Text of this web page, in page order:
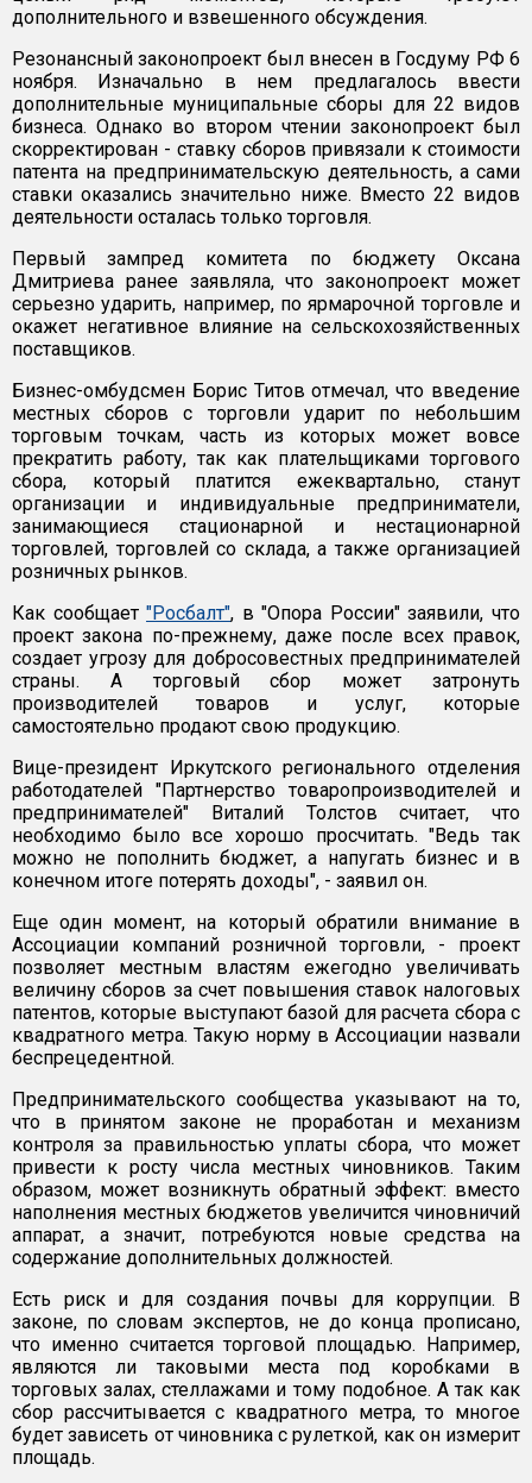
дополнительного и взвешенного обсуждения.
Резонансный законопроект был внесен в Госдуму РФ 6
ноября. Изначально в нем предлагалось ввести
дополнительные муниципальные сборы для 22 видов
бизнеса. Однако во втором чтении законопроект был
скорректирован - ставку сборов привязали к стоимости
патента на предпринимательскую деятельность, а сами
ставки оказались значительно ниже. Вместо 22 видов
деятельности осталась только торговля.
Первый зампред комитета по бюджету Оксана
Дмитриева ранее заявляла, что законопроект может
серьезно ударить, например, по ярмарочной торговле и
окажет негативное влияние на сельскохозяйственных
поставщиков.
Бизнес-омбудсмен Борис Титов отмечал, что введение
местных сборов с торговли ударит по небольшим
торговым точкам, часть из которых может вовсе
прекратить работу, так как плательщиками торгового
сбора, который платится ежеквартально, станут
организации и индивидуальные предприниматели,
занимающиеся стационарной и нестационарной
торговлей, торговлей со склада, а также организацией
розничных рынков.
Как сообщает"Росбалт", в "Опора России" заявили, что
проект закона по-прежнему, даже после всех правок,
создает угрозу для добросовестных предпринимателей
страны. А торговый сбор может затронуть
производителей товаров и услуг, которые
самостоятельно продают свою продукцию.
Вице-президент Иркутского регионального отделения
работодателей "Партнерство товаропроизводителей и
предпринимателей" Виталий Толстов считает, что
необходимо было все хорошо просчитать. "Ведь так
можно не пополнить бюджет, а напугать бизнес и в
конечном итоге потерять доходы", - заявил он.
Еще один момент, на который обратили внимание в
Ассоциации компаний розничной торговли, - проект
позволяет местным властям ежегодно увеличивать
величину сборов за счет повышения ставок налоговых
патентов, которые выступают базой для расчета сбора с
квадратного метра. Такую норму в Ассоциации назвали
беспрецедентной.
Предпринимательского сообщества указывают на то,
что в принятом законе не проработан и механизм
контроля за правильностью уплаты сбора, что может
привести к росту числа местных чиновников. Таким
образом, может возникнуть обратный эффект: вместо
наполнения местных бюджетов увеличится чиновничий
аппарат, а значит, потребуются новые средства на
содержание дополнительных должностей.
Есть риск и для создания почвы для коррупции. В
законе, по словам экспертов, не до конца прописано,
что именно считается торговой площадью. Например,
являются ли таковыми места под коробками в
торговых залах, стеллажами и тому подобное. А так как
сбор рассчитывается с квадратного метра, то многое
будет зависеть от чиновника с рулеткой, как он измерит
площадь.